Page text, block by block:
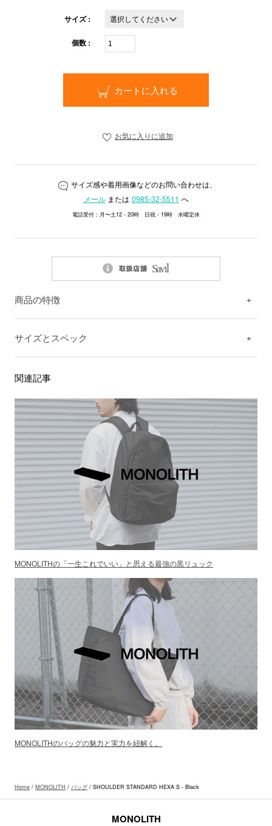
サイズ :
個数 :
カートに入れる
お気に入りに追加
サイズ感や着用画像などのお問い合わせは、
メールまたは 0985-32-5511 へ
電話受付：月〜土12 - 20時 日祝 - 19時 水曜定休
商品の特徴
サイズとスペック
関連記事
MONOLITHの「一生これでいい」と思える最強の黒リュック
MONOLITHのバッグの魅力と実力を紐解く。
Home / MONOLITH / バッグ / SHOULDER STANDARD HEXA S - Black
MONOLITH